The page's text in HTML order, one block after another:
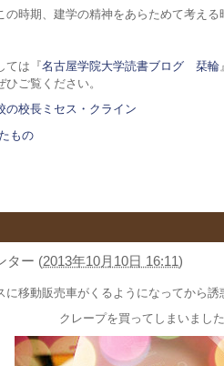
の時期、建学の精神をあらためて考え
ては『名古屋学院大学読書ブログ 栞輪
ひご覧ください。
の校長ミセス・クライン
もの
ター (2013年10月10日 16:11)
に移動販売車がくるようになってから
クレープを買ってしまいまし